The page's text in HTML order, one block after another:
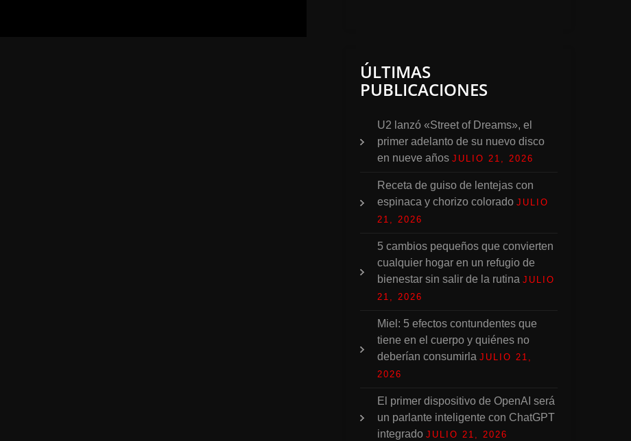
ÚLTIMAS
PUBLICACIONES
U2 lanzó «Street of Dreams», el
primer adelanto de su nuevo disco
en nueve años JULIO 21, 2026
Receta de guiso de lentejas con
espinaca y chorizo colorado JULIO
21, 2026
5 cambios pequeños que convierten
cualquier hogar en un refugio de
bienestar sin salir de la rutina JULIO
21, 2026
Miel: 5 efectos contundentes que
tiene en el cuerpo y quiénes no
deberían consumirla JULIO 21,
2026
El primer dispositivo de OpenAI será
un parlante inteligente con ChatGPT
integrado JULIO 21, 2026